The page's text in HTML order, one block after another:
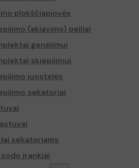
plokščiapjovės
(akiavimo) peiliai
genėjimui
skiepijimui
juostelės
sekatoriai
sekatoriams
įrankiai